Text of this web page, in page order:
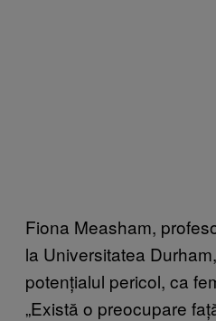
Fiona Measham,
la Universitatea
potențialul pericol, ca
„Există o preocupare